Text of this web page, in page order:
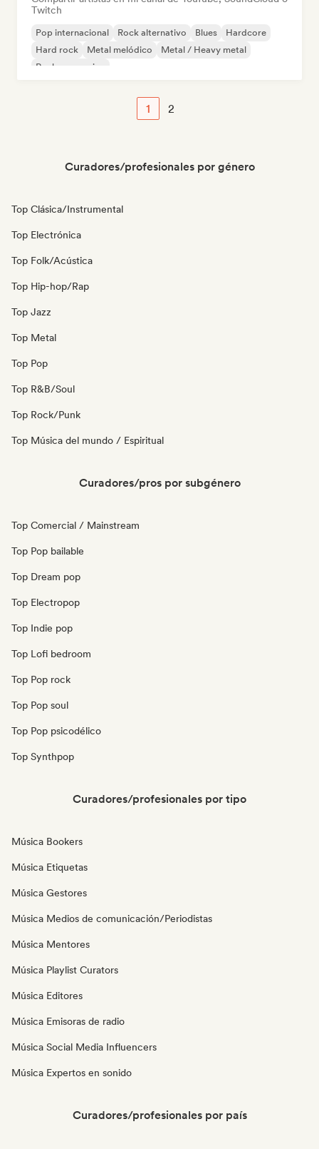
Twitch
Pop internacional Rock alternativo Blues
Hardcore
Hard rock
Metal melódico
Metal / Heavy metal
Rock progresivo
1 2
Curadores/profesionales por género
Top Clásica/Instrumental
Top Electrónica
Top Folk/Acústica
Top Hip-hop/Rap
Top Jazz
Top Metal
Top Pop
Top R&B/Soul
Top Rock/Punk
Top Música del mundo / Espiritual
Curadores/pros por subgénero
Top Comercial / Mainstream
Top Pop bailable
Top Dream pop
Top Electropop
Top Indie pop
Top Lofi bedroom
Top Pop rock
Top Pop soul
Top Pop psicodélico
Top Synthpop
Curadores/profesionales por tipo
Música Bookers
Música Etiquetas
Música Gestores
Música Medios de comunicación/Periodistas
Música Mentores
Música Playlist Curators
Música Editores
Música Emisoras de radio
Música Social Media Influencers
Música Expertos en sonido
Curadores/profesionales por país